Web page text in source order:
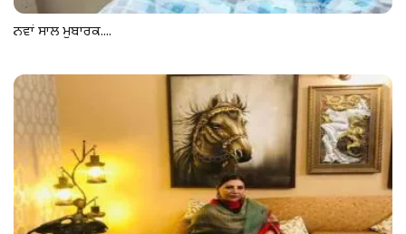
ਨਵਾਂ ਸਾਲ ਮੁਬਾਰਕ....